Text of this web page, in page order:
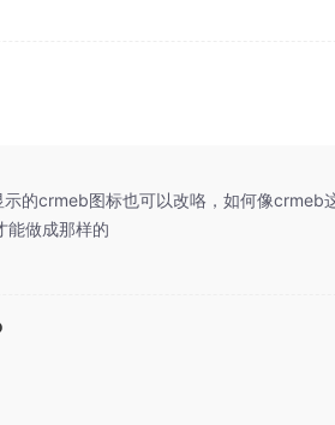
的crmeb图标也可以改咯，如何像crmeb
能做成那样的